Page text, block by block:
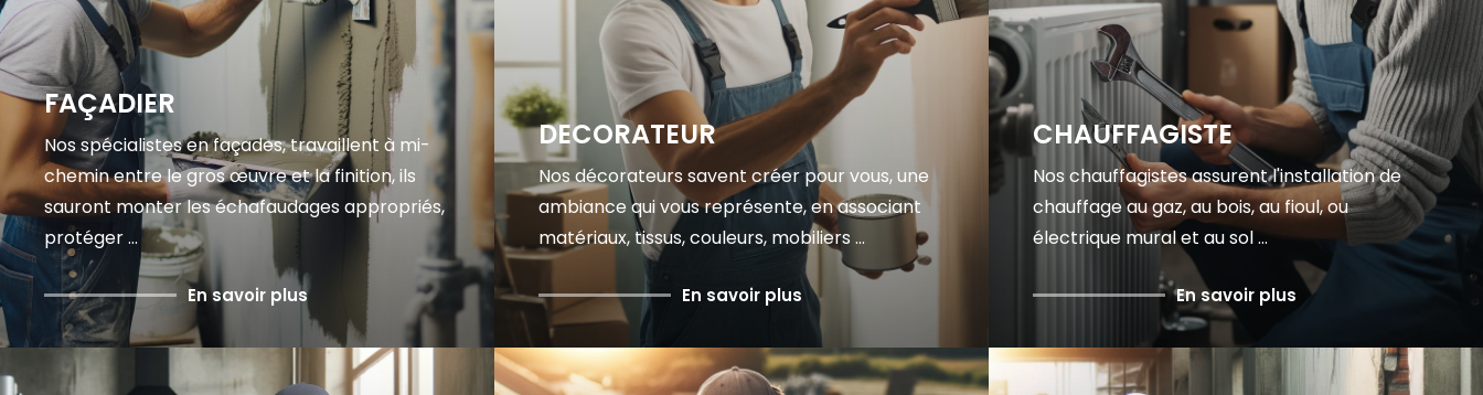
FAÇADIER
Nos spécialistes en façades, travaillent à mi-
chemin entre le gros œuvre et la finition, ils
sauront monter les échafaudages appropriés,
protéger ...
En savoir plus
DECORATEUR
Nos décorateurs savent créer pour vous, une
ambiance qui vous représente, en associant
matériaux, tissus, couleurs, mobiliers ...
En savoir plus
CHAUFFAGISTE
Nos chauffagistes assurent l'installation de
chauffage au gaz, au bois, au fioul, ou
électrique mural et au sol ...
En savoir plus